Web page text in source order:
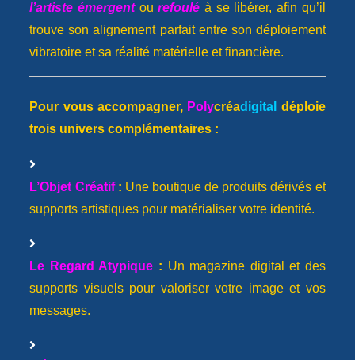
l’artiste émergentourefoulé à se libérer, afin qu’il
trouve son alignement parfait entre son déploiement
vibratoire et sa réalité matérielle et financière.
Pour vous accompagner, Polycréadigital déploie
trois univers complémentaires :
L’Objet Créatif: Une boutique de produits dérivés et
supports artistiques pour matérialiser votre identité.
Le Regard Atypique : Un magazine digital et des
supports visuels pour valoriser votre image et vos
messages.